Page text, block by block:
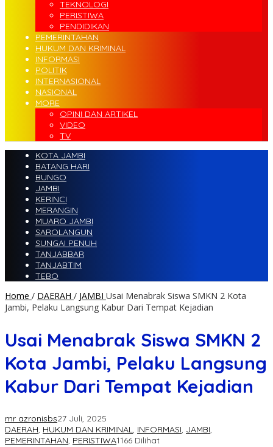
TEKNOLOGI
PERISTIWA
PENDIDIKAN
PEMERINTAHAN
HUKUM DAN KRIMINAL
INFORMASI
POLITIK
INTERNASIONAL
NASIONAL
MORE
OPINI DAN ARTIKEL
VIDEO
TV
KOTA JAMBI
BATANG HARI
BUNGO
JAMBI
KERINCI
MERANGIN
MUARO JAMBI
SAROLANGUN
SUNGAI PENUH
TANJABBAR
TANJABTIM
TEBO
Home / DAERAH / JAMBI Usai Menabrak Siswa SMKN 2 Kota
Jambi, Pelaku Langsung Kabur Dari Tempat Kejadian
Usai Menabrak Siswa SMKN 2
Kota Jambi, Pelaku Langsung
Kabur Dari Tempat Kejadian
mr azronisbs27 Juli, 2025
DAERAH, HUKUM DAN KRIMINAL, INFORMASI, JAMBI,
PEMERINTAHAN, PERISTIWA1166 Dilihat